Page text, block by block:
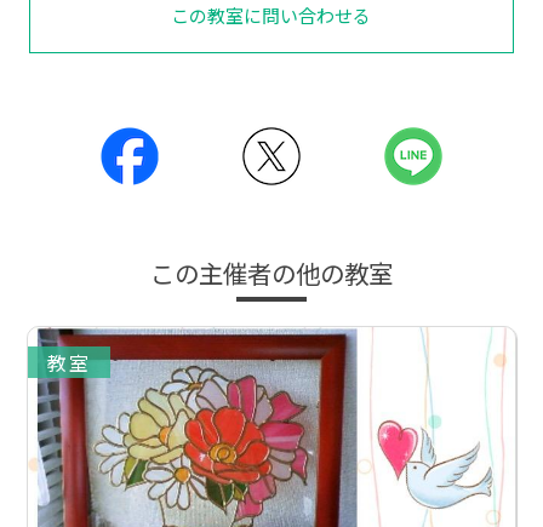
この教室に問い合わせる
この主催者の他の教室
教室